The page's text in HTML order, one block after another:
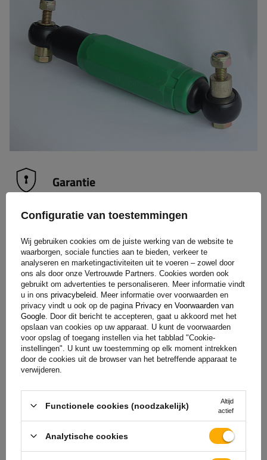
Garantie
Bij aankoop van elk product uit ons assortiment krijg je 2
jaar garantie.Op deze manier kun je het gebruiken zonder je
zorgen te maken over de gevolgen van een eventuele
storing. Met het oog op jouw tevredenheid hebben we het
proces voor het indienen van een eventuele klacht zo
eenvoudig mogelijk gemaakt - het enige wat je hoeft te doen
het formulier dat beschikbaar is op onze website in te
vullen en op te sturen.
Hulp
Heb je vragen over de keuze of het gebruik van onze
producten? Neem contact met ons op! De specialisten van
Unitrailer geven je graag alle informatie.
Configuratie van toestemmingen
Wij gebruiken cookies om de juiste werking van de website te
waarborgen, sociale functies aan te bieden, verkeer te
analyseren en marketingactiviteiten uit te voeren – zowel door
ons als door onze Vertrouwde Partners. Cookies worden ook
gebruikt om advertenties te personaliseren. Meer informatie vindt
u in ons privacybeleid . Meer informatie over voorwaarden en
privacy vindt u ook op de pagina Privacy en Voorwaarden van
Google . Door dit bericht te accepteren, gaat u akkoord met het
opslaan van cookies op uw apparaat. U kunt de voorwaarden
voor opslag of toegang instellen via het tabblad "Cookie-
instellingen". U kunt uw toestemming op elk moment intrekken
door de cookies uit de browser van het betreffende apparaat te
verwijderen.
Functionele cookies (noodzakelijk)
Altijd
actief
Analytische cookies